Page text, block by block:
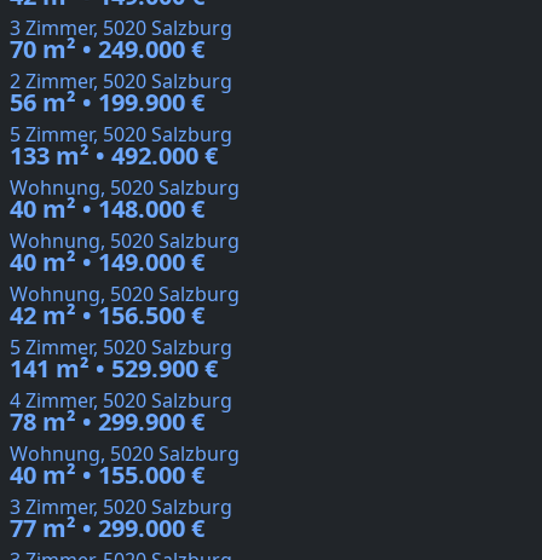
3 Zimmer, 5020 Salzburg
70 m² • 249.000 €
2 Zimmer, 5020 Salzburg
56 m² • 199.900 €
5 Zimmer, 5020 Salzburg
133 m² • 492.000 €
Wohnung, 5020 Salzburg
40 m² • 148.000 €
Wohnung, 5020 Salzburg
40 m² • 149.000 €
Wohnung, 5020 Salzburg
42 m² • 156.500 €
5 Zimmer, 5020 Salzburg
141 m² • 529.900 €
4 Zimmer, 5020 Salzburg
78 m² • 299.900 €
Wohnung, 5020 Salzburg
40 m² • 155.000 €
3 Zimmer, 5020 Salzburg
77 m² • 299.000 €